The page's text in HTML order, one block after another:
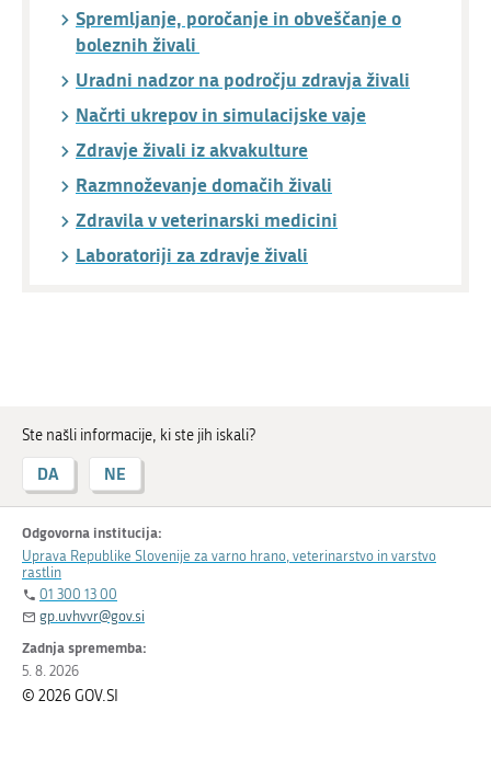
Spremljanje, poročanje in obveščanje o
boleznih živali
Uradni nadzor na področju zdravja živali
Načrti ukrepov in simulacijske vaje
Zdravje živali iz akvakulture
Razmnoževanje domačih živali
Zdravila v veterinarski medicini
Laboratoriji za zdravje živali
Ste našli informacije, ki ste jih iskali?
DA NE
Odgovorna institucija:
Uprava Republike Slovenije za varno hrano, veterinarstvo in varstvo
rastlin
01 300 13 00
gp.uvhvvr@gov.si
Zadnja sprememba:
5. 8. 2026
© 2026 GOV.SI